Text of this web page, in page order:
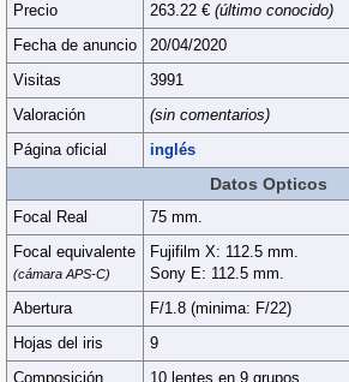
Precio
263.22 € (último conocido)
Fecha de anuncio
20/04/2020
Visitas
3991
Valoración
(sin comentarios)
Página oficial
inglés
Datos Opticos
Focal Real
75 mm.
Focal equivalente
(cámara APS-C)
Fujifilm X: 112.5 mm.
Sony E: 112.5 mm.
Abertura
F/1.8 (minima: F/22)
Hojas del iris
9
Composición
10 lentes en 9 grupos